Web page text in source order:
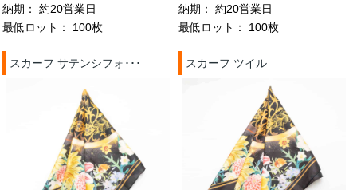
納期：
約20営業日
最低ロット：
100枚
納期：
約20営業日
最低ロット：
100枚
スカーフ サテンシフォ･･･ スカーフ ツイル